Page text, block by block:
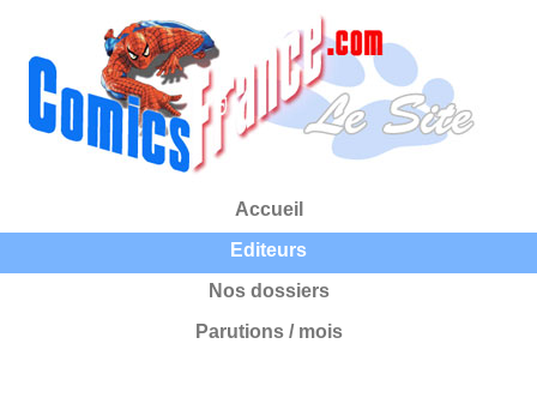
Accueil
Editeurs
Nos dossiers
Parutions / mois